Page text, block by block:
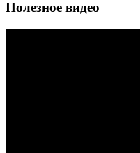
Полезное видео